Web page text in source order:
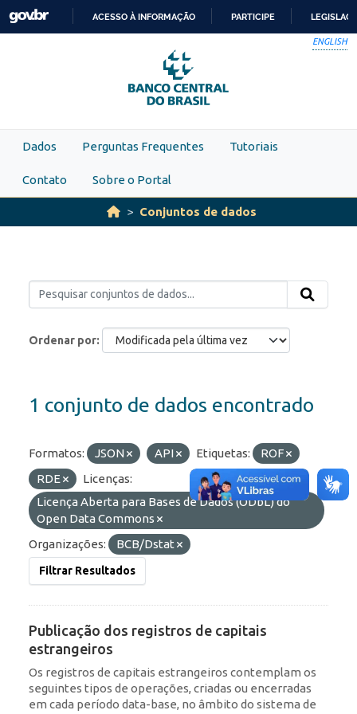
Skip to main content
PARA
O
CONTEÚDO
ACESSO À INFORMAÇÃO PARTICIPE
ENGLISH
Dados Perguntas Frequentes Tutoriais
Contato Sobre o Portal
Conjuntos de dados
Ordenar por
1 conjunto de dados encontrado
Formatos: JSON API Etiquetas:
ROF
RDE
Licenças:
Licença Aberta para Bases de Dados (ODbL) do
Open Data Commons
Organizações:
BCB/Dstat
Filtrar Resultados
Publicação dos registros de capitais
estrangeiros
Os registros de capitais estrangeiros contemplam os
seguintes tipos de operações, criadas ou encerradas
em cada período data-base, no âmbito do sistema de